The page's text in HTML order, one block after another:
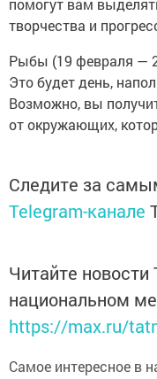
помогут вам
творчества и
Рыбы (19 февраля —
Это будет день,
Возможно, вы
от окружающих,
Следите за
Telegram-канале
Читайте новости
национальном
https://max.ru/
Самое интересное в